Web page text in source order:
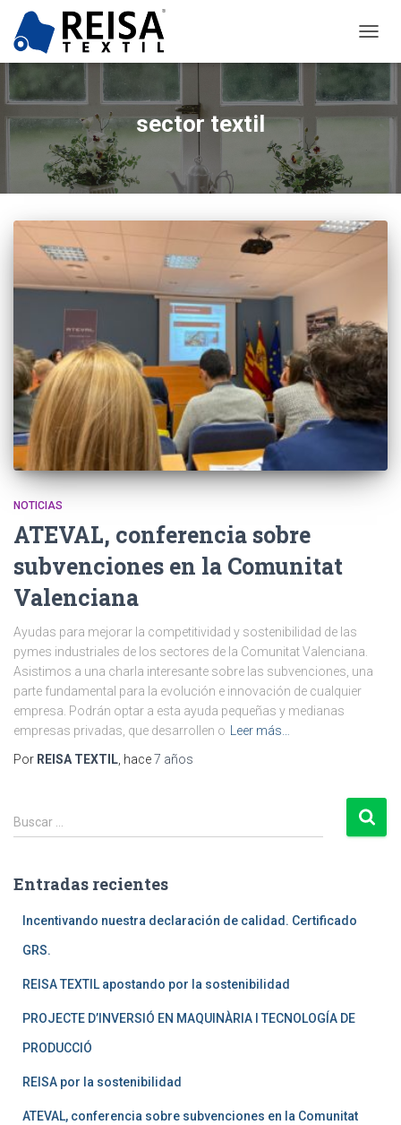
MODO
sector textil
NOTICIAS
ATEVAL, conferencia sobre
subvenciones en la Comunitat
Valenciana
Ayudas para mejorar la competitividad y sostenibilidad de las
pymes industriales de los sectores de la Comunitat Valenciana.
Asistimos a una charla interesante sobre las subvenciones, una
parte fundamental para la evolución e innovación de cualquier
empresa. Podrán optar a esta ayuda pequeñas y medianas
empresas privadas, que desarrollen o
Leer más…
Por REISA TEXTIL , hace7 años
B
u
a
Buscar …
Entradas recientes
Incentivando nuestra declaración de calidad. Certificado
GRS.
REISA TEXTIL apostando por la sostenibilidad
PROJECTE D’INVERSIÓ EN MAQUINÀRIA I TECNOLOGÍA DE
PRODUCCIÓ
REISA por la sostenibilidad
ATEVAL, conferencia sobre subvenciones en la Comunitat